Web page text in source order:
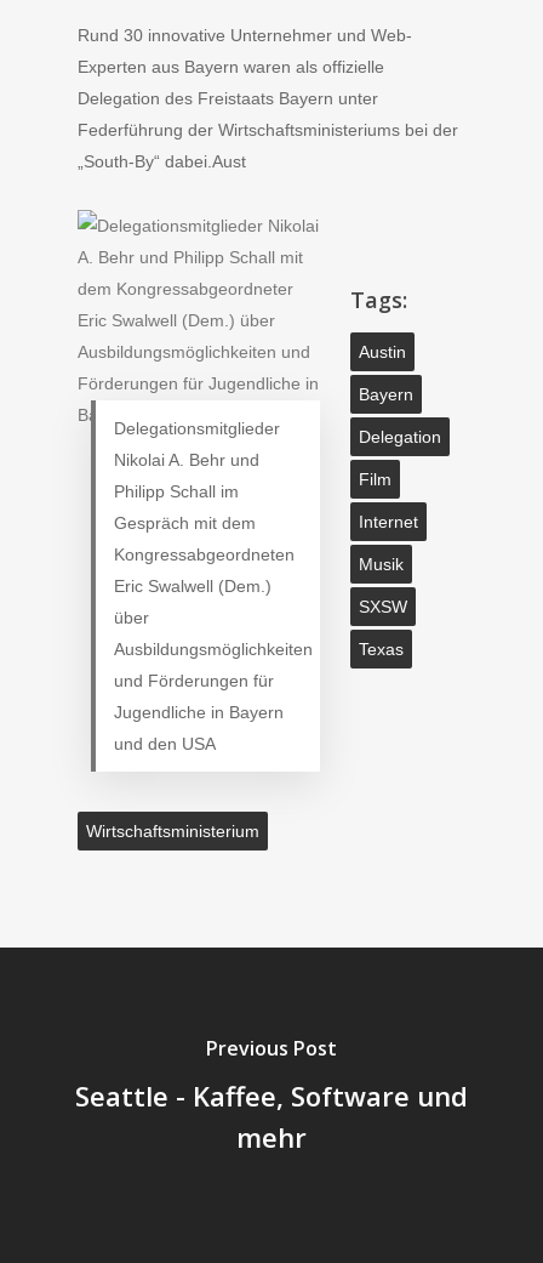
Rund 30 innovative Unternehmer und Web-
Experten aus Bayern waren als offizielle
Delegation des Freistaats Bayern unter
Federführung der Wirtschaftsministeriums bei der
„South-By“ dabei.Aust
Delegationsmitglieder
Nikolai A. Behr und
Philipp Schall im
Gespräch mit dem
Kongressabgeordneten
Eric Swalwell (Dem.)
über
Ausbildungsmöglichkeiten
und Förderungen für
Jugendliche in Bayern
und den USA
Tags:
Austin
Bayern
Delegation
Film
Internet
Musik
SXSW
Texas
Wirtschaftsministerium
Previous Post
Seattle - Kaffee, Software und
mehr